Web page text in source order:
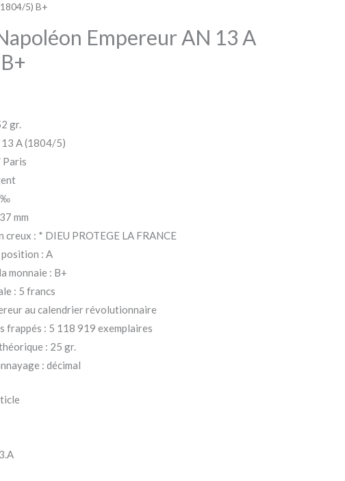
5) B+
Empereur AN 13 A
gr.
13 A (1804/5)
Paris
‰
mm
creux : * DIEU PROTEGE LA FRANCE
position : A
monnaie : B+
: 5 francs
au calendrier révolutionnaire
frappés : 5 118 919 exemplaires
: 25 gr.
: décimal